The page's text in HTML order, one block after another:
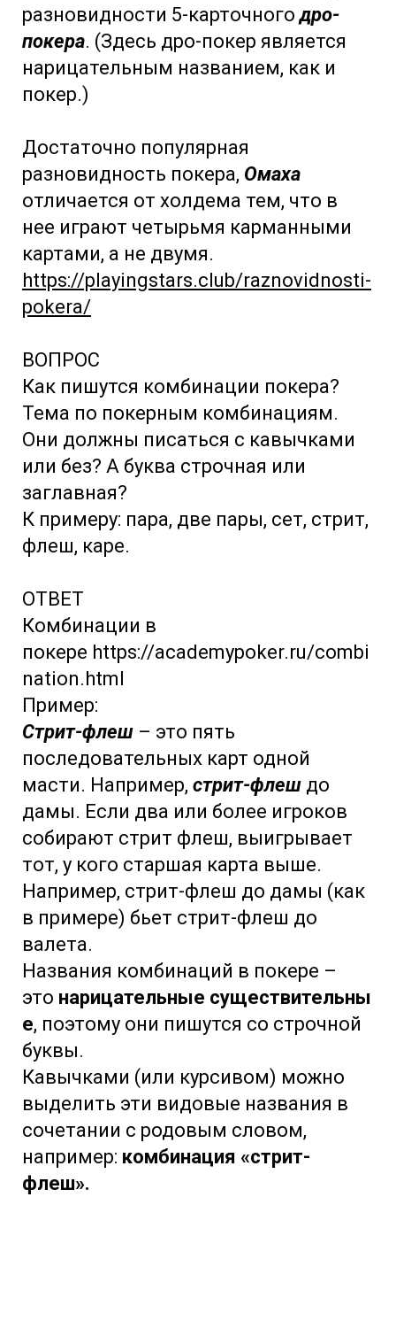
разновидности 5-карточногодро-
покера. (Здесь дро-покер является
нарицательным названием, как и
покер.)
Достаточно популярная
разновидность покера, Омаха
отличается от холдема тем, что в
нее играют четырьмя карманными
картами, а не двумя.
https://playingstars.club/raznovidnosti-
pokera/
ВОПРОС
Как пишутся комбинации покера?
Тема по покерным комбинациям.
Они должны писаться с кавычками
или без? А буква строчная или
заглавная?
К примеру: пара, две пары, сет, стрит,
флеш, каре.
ОТВЕТ
Комбинации в
покере https://academypoker.ru/combi
nation.html
Пример:
Стрит-флеш – это пять
последовательных карт одной
масти. Например, стрит-флеш до
дамы. Если два или более игроков
собирают стрит флеш, выигрывает
тот, у кого старшая карта выше.
Например, стрит-флеш до дамы (как
в примере) бьет стрит-флеш до
валета.
Названия комбинаций в покере –
это нарицательные существительны
е, поэтому они пишутся со строчной
буквы.
Кавычками (или курсивом) можно
выделить эти видовые названия в
сочетании с родовым словом,
например: комбинация «стрит-
флеш».